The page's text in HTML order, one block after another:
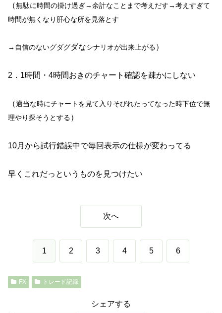
（無駄に時間の掛け過ぎ→余計なことまで考えだす→考えすぎて
時間が無くなり肝心な所を見落とす
→自信のないグダグダなシナリオが出来上がる）
2．1時間・4時間おきのチャート確認を疎かにしない
（適当な時にチャートを見て入りそびれたってなった時下位で無
理やり探そうとする）
10月から試行錯誤中で毎回表示の仕様が変わってる
早くこれだっというものを見つけたい
次へ
1 2 3 4 5 6
FX トレード記録
シェアする